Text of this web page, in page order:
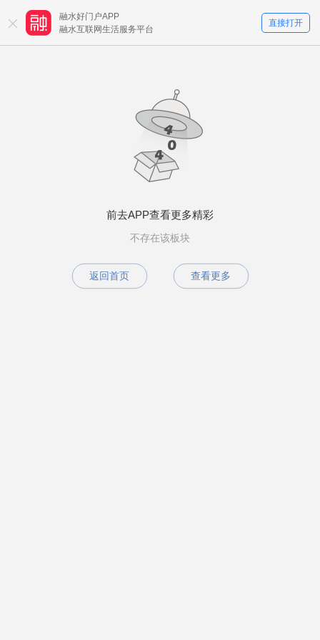
融水好门户APP
融水互联网生活服务平台
直接打开
前去APP查看更多精彩
不存在该板块
返回首页 查看更多